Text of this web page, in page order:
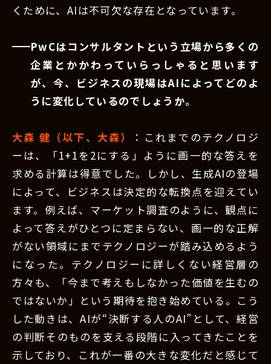
くために、AIは不可欠な存在となっています。
PwCはコンサルタントという立場から多くの
企業とかかわっていらっしゃると思います
が、今、ビジネスの現場はAIによってどのよ
うに変化しているのでしょうか。
大森 健（以下、大森）
：これまでのテクノロジ
ーは、「1+1を2にする」ように画一的な答えを
求める計算は得意でした。しかし、生成AIの登場
によって、ビジネスは決定的な転換点を迎えてい
ます。例えば、マーケット調査のように、観点に
よって答えがひとつに定まらない、画一的な正解
がない領域にまでテクノロジーが踏み込めるよう
になった。テクノロジーに詳しくない経営層の
方々も、「今まで考えもしなかった価値を生むの
ではないか」という期待を抱き始めている。こう
した動きは、AIが“決断する人のAI”として、経営
の判断そのものを支える段階に入ってきたことを
示しており、これが一番の大きな変化だと感じて